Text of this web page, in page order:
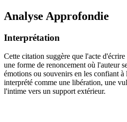
Analyse Approfondie
Interprétation
Cette citation suggère que l'acte
une forme de renoncement où l'auteur
émotions ou souvenirs en les confiant
interprété comme une libération, une
l'intime vers un support extérieur.